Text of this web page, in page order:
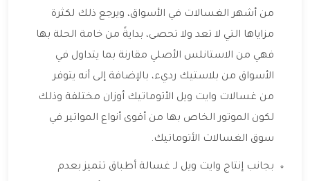
من أشهر الغسالات في الأسواق، ويرجع ذلك لكثرة
مزاياها التي لا تعد ولا تحصى، بدايةً من خامة الحلة بها
فهي من الاستانلس الأصلي مقارنة بما يتداول في
الأسواق من بلاستيك رديء، بالإضافة إلى أنه يتوفر
من غسالات وايت ويل الأتوماتيك أوزان مختلفة وذلك
لكون الموتور الخاص بها من أقوى أنواع المواتير في
سوق الغسالات الأتوماتيك.
بجانب إنتاج وايت ويل لـ غسالة أطباق تتميز بعدم